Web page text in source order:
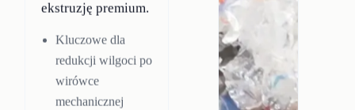
ekstruzję premium.
Kluczowe dla
redukcji wilgoci po
wirówce
mechanicznej